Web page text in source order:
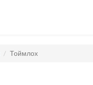
Тоймлох